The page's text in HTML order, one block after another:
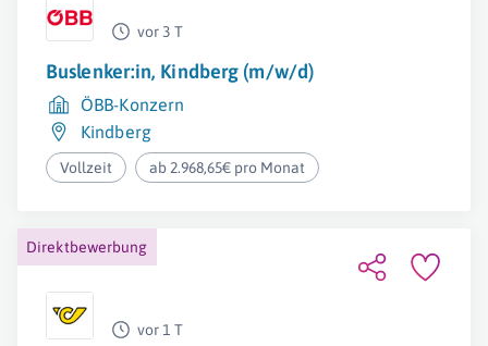
vor 3 T
Buslenker:in, Kindberg (m/w/d)
ÖBB-Konzern
Kindberg
Vollzeit ab 2.968,65€ pro Monat
Direktbewerbung
vor 1 T